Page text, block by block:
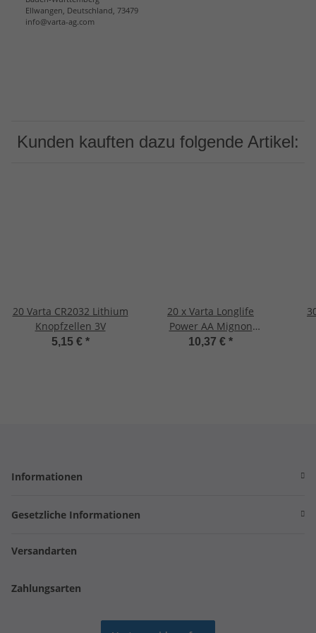
Ellwangen, Deutschland, 73479
info@varta-ag.com
Kunden kauften dazu folgende Artikel:
20 Varta CR2032 Lithium
Knopfzellen 3V
5,15 € *
20 x Varta Longlife
Power AA Mignon
Batterien
10,37 € *
Informationen
Gesetzliche Informationen
Versandarten
Zahlungsarten